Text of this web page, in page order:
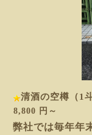
清酒の空樽（1
8,800 円～
弊社では毎年年